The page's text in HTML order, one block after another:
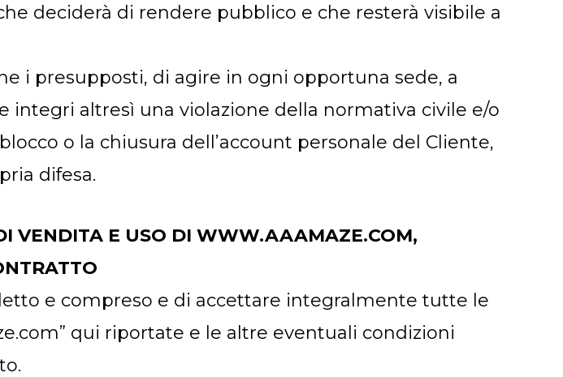
deciderà di rendere pubblico e che resterà visibile a
i presupposti, di agire in ogni opportuna sede, a
integri altresì una violazione della normativa civile e/o
o la chiusura dell’account personale del Cliente,
difesa.
VENDITA E USO DI WWW.AAAMAZE.COM,
e compreso e di accettare integralmente tutte le
qui riportate e le altre eventuali condizioni